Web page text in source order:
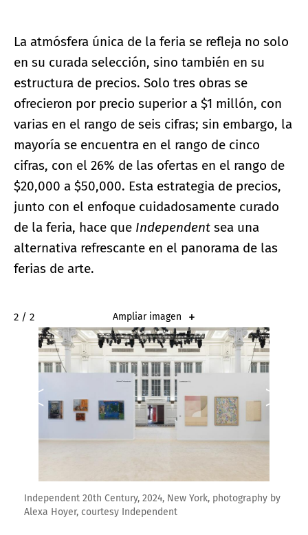
La atmósfera única de la feria se refleja no solo
en su curada selección, sino también en su
estructura de precios. Solo tres obras se
ofrecieron por precio superior a $1 millón, con
varias en el rango de seis cifras; sin embargo, la
mayoría se encuentra en el rango de cinco
cifras, con el 26% de las ofertas en el rango de
$20,000 a $50,000. Esta estrategia de precios,
junto con el enfoque cuidadosamente curado
de la feria, hace que Independent sea una
alternativa refrescante en el panorama de las
ferias de arte.
2 / 2 Ampliar imagen
Independent 20th Century, 2024, New York, photography by
Alexa Hoyer, courtesy Independent